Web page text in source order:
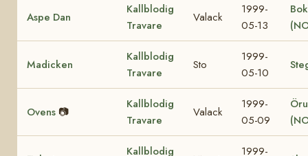
Aspe Dan
Kallblodig
Travare
Valack
1999-
05-13
Madicken
Kallblodig
Travare
Sto
1999-
05-10
Ovens 📷
Kallblodig
Travare
Valack
1999-
05-09
Kallblodig
1999-